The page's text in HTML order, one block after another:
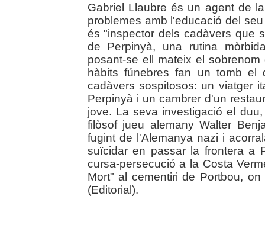
Gabriel Llaubre és un agent de
problemes amb l'educació del
és "inspector dels cadàvers que
de Perpinyà, una rutina
posant-se ell mateix el
hàbits fúnebres fan un tomb
cadàvers sospitosos: un viatger
Perpinyà i un cambrer d'un
jove. La seva investigació el
filòsof jueu alemany Walter
fugint de l'Alemanya nazi i
suïcidar en passar la frontera a
cursa-persecució a la Costa
Mort" al cementiri de Portbou,
(Editorial).